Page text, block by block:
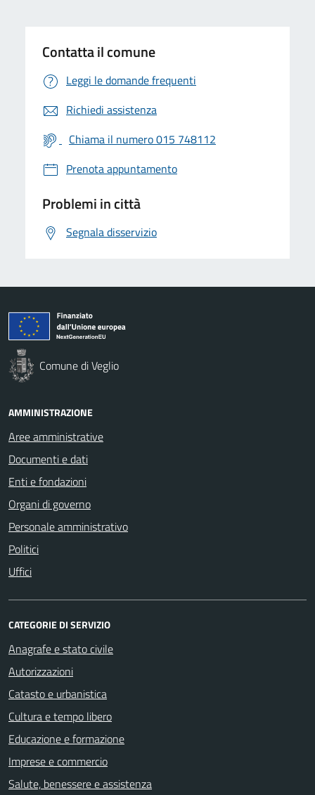
Contatta il comune
Leggi le domande frequenti
Richiedi assistenza
Chiama il numero 015 748112
Prenota appuntamento
Problemi in città
Segnala disservizio
Comune di Veglio
AMMINISTRAZIONE
Aree amministrative
Documenti e dati
Enti e fondazioni
Organi di governo
Personale amministrativo
Politici
Uffici
CATEGORIE DI SERVIZIO
Anagrafe e stato civile
Autorizzazioni
Catasto e urbanistica
Cultura e tempo libero
Educazione e formazione
Imprese e commercio
Salute, benessere e assistenza